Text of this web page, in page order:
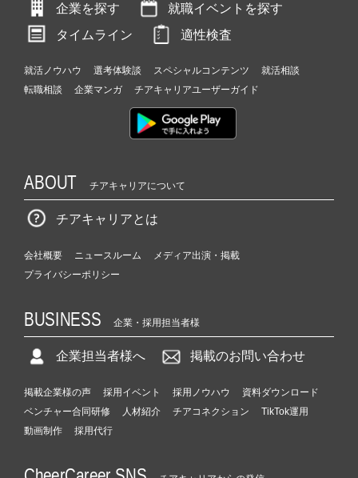
企業を探す
就職イベントを探す
タイムライン
適性検査
就活ノウハウ 選考体験談 スペシャルコンテンツ
就活相談
転職相談
企業マンガ チアキャリアユーザーガイド
ABOUT チアキャリアについて
チアキャリアとは
会社概要 ニュースルーム
メディア出演・掲載
プライバシーポリシー
BUSINESS 企業・採用担当者様
企業担当者様へ 掲載のお問い合わせ
掲載企業様の声 採用イベント 採用ノウハウ
資料ダウンロード
ベンチャー合同研修
人材紹介 チアコネクション
TikTok運用
動画制作
採用代行